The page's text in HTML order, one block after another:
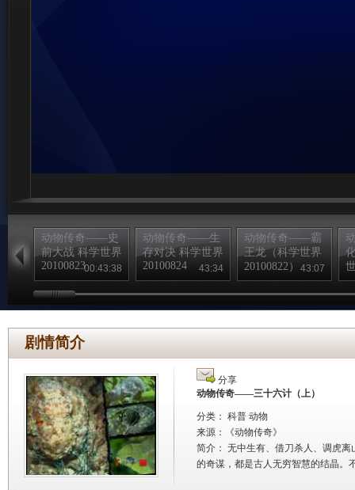
动物传奇——史
前大战 科学世界
2010082300:43:38
动物传奇——生
存对决 科学世界
20100824
43:34
动物传奇——霸
王龙（科学世界
20100822）
43:07
剧情简介
分享
动物传奇——三十六计（上）
分类： 科普 动物
来源：
《动物传奇》
简介： 无中生有、借刀杀人、调虎
的奇谋，都是古人无穷智慧的结晶。